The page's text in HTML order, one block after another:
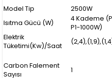
Model Tip
2500W
Isıtma Gücü (W)
4 Kademe
P1-1000W)
Elektrik
Tüketimi(Kw)/Saat
Carbon Falement
Sayısı
1